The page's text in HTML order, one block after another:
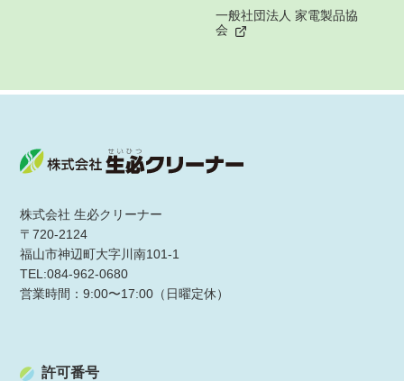
一般社団法人 家電製品協
会
株式会社 生必クリーナー
〒720-2124
福山市神辺町大字川南101-1
TEL:084-962-0680
営業時間：9:00〜17:00（日曜定休）
許可番号